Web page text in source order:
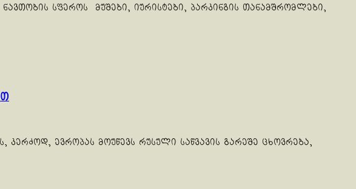
სფეროს მუშები, იურისტები, პარკინგის თანამშრომლები,
ევროპას მოუწევს რუსული საწვავის გარეშე ცხოვრება,